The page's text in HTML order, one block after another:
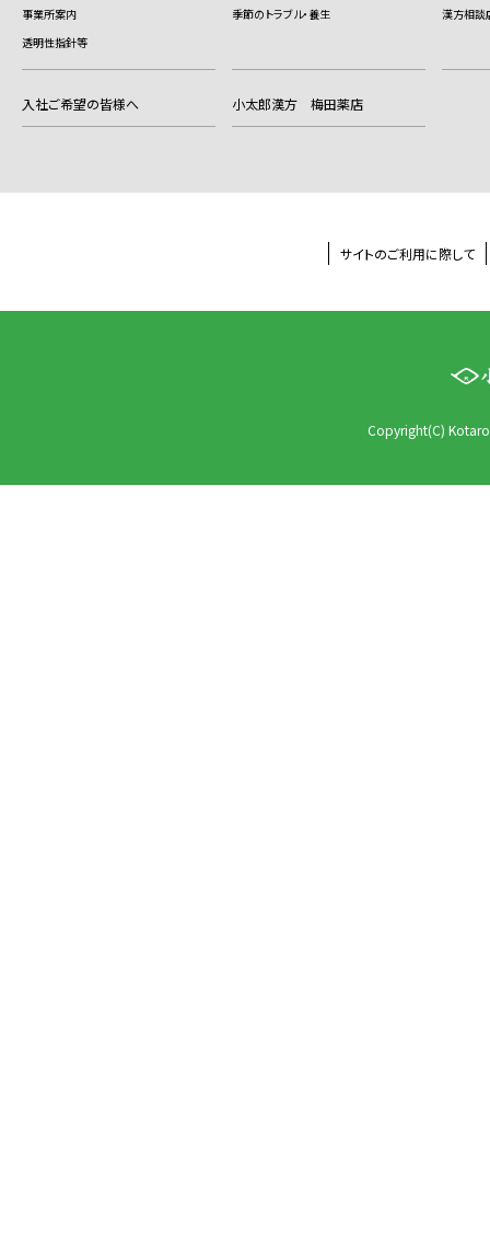
事業所案内
透明性指針等
季節のトラブル・養生
漢方相談
入社ご希望の皆様へ 小太郎漢方 梅田薬店
サイトのご利用に際して
Copyright(C)